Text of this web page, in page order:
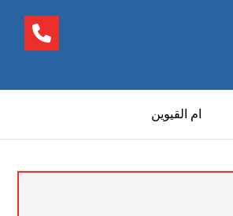
ام القيوين